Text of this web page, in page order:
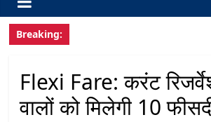
Breaking:
Flexi Fare: करंट
वालों को मिलेगी 10